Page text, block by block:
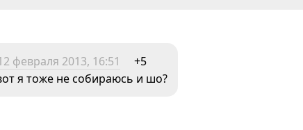
февраля 2013, 16:51
+5
я тоже не собираюсь и шо?